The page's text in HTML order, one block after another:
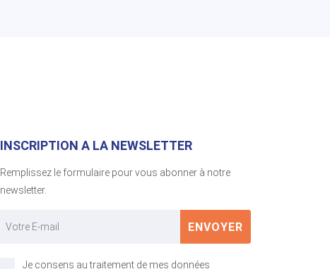
INSCRIPTION A LA NEWSLETTER
Remplissez le formulaire pour vous abonner à notre
newsletter.
ENVOYER
Je consens au traitement de mes données